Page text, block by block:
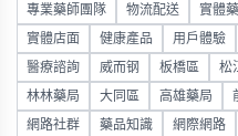
專業藥師團隊 物流配送 實體
實體店面 健康產品 用戶體驗
醫療諮詢 威而钢 板橋區 松
林林藥局 大同區 高雄藥局
網路社群 藥品知識 網際網路